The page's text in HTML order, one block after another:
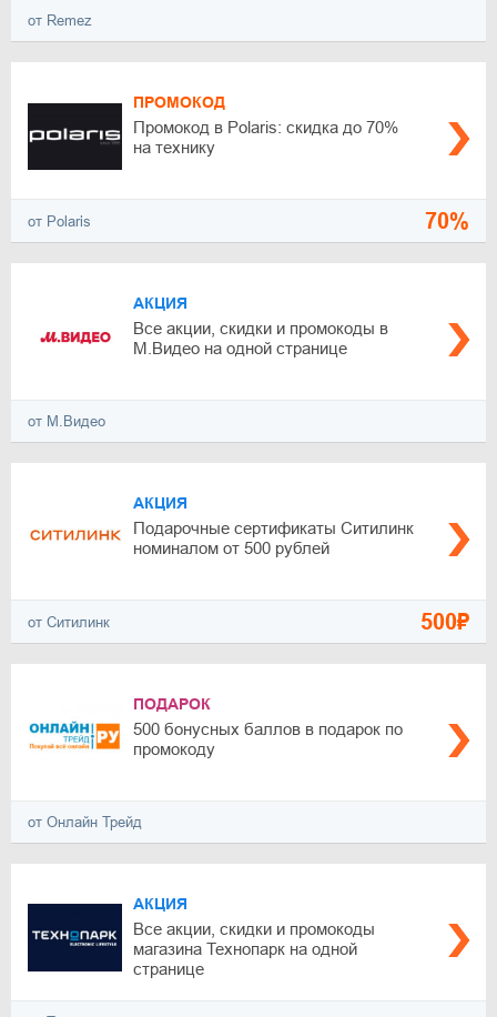
от Remez
ПРОМОКОД
Промокод в Polaris: скидка до 70%
на технику
от Polaris 70%
АКЦИЯ
Все акции, скидки и промокоды в
М.Видео на одной странице
от М.Видео
АКЦИЯ
Подарочные сертификаты Ситилинк
номиналом от 500 рублей
от Ситилинк 500₽
ПОДАРОК
500 бонусных баллов в подарок по
промокоду
от Онлайн Трейд
АКЦИЯ
Все акции, скидки и промокоды
магазина Технопарк на одной
странице